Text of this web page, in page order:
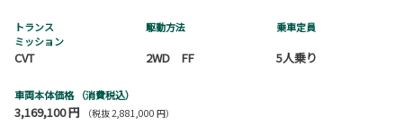
トランス
ミッション
CVT
駆動方法
2WD FF
乗車定員
5人乗り
車両本体価格 （消費税込）
3,169,100 円 （税抜 2,881,000 円）